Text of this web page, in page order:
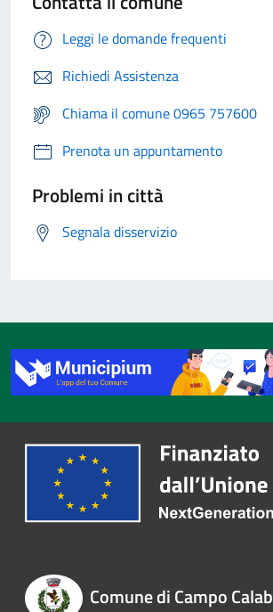
Leggi le domande frequenti
Richiedi Assistenza
Chiama il comune 0965 757600
Prenota un appuntamento
Problemi in città
Segnala disservizio
Comune di Campo